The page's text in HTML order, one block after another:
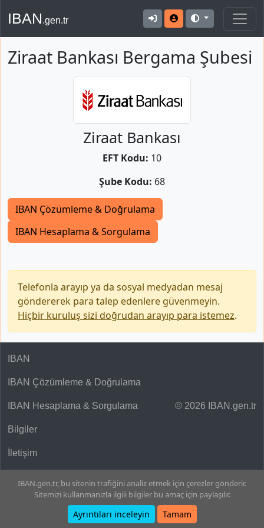
IBAN.gen.tr
Ziraat Bankası Bergama Şubesi
Ziraat Bankası
EFT Kodu: 10
Şube Kodu: 68
IBAN Çözümleme & Doğrulama
IBAN Hesaplama & Sorgulama
Telefonla arayıp ya da sosyal medyadan mesaj
göndererek para talep edenlere güvenmeyin.
Hiçbir kuruluş sizi doğrudan arayıp para istemez.
© 2026 IBAN.gen.tr
IBAN
IBAN Çözümleme & Doğrulama
IBAN Hesaplama & Sorgulama
Bilgiler
İletişim
IBAN.gen.tr, bu sitenin trafiğini analiz etmek için çerezler gönderir.
Sitemizi kullanmanızla ilgili bilgiler bu amaç için paylaşılır.
Ayrıntıları inceleyin Tamam